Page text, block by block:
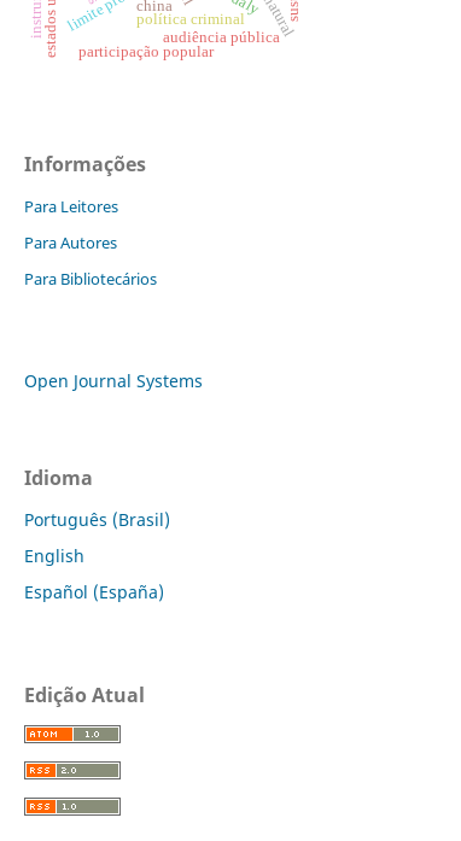
política criminal
audiência pública
participação popular
china
Informações
Para Leitores
Para Autores
Para Bibliotecários
Open Journal Systems
Idioma
Português (Brasil)
English
Español (España)
Edição Atual